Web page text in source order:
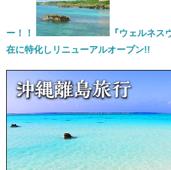
ー！！
『ウェルネ
在に特化しリニューアルオープン!!